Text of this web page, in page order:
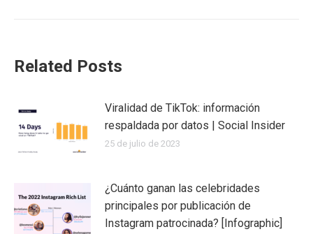
Related Posts
Viralidad de TikTok: información
respaldada por datos | Social Insider
25 de julio de 2023
¿Cuánto ganan las celebridades
principales por publicación de
Instagram patrocinada? [Infographic]